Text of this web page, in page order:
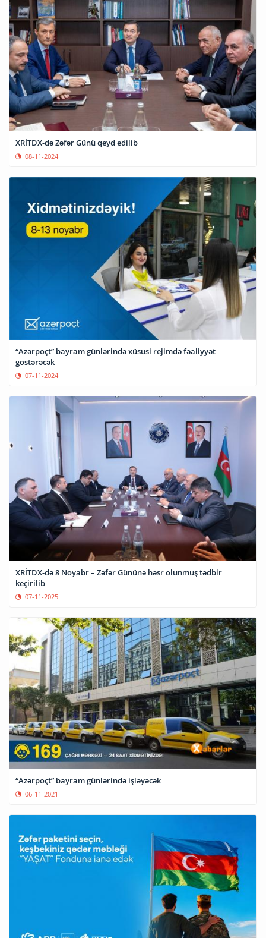
XRİTDX-də Zəfər Günü qeyd edilib
08-11-2024
“Azərpoçt” bayram günlərində xüsusi rejimdə fəaliyyət
göstərəcək
07-11-2024
XRİTDX-də 8 Noyabr – Zəfər Gününə həsr olunmuş tədbir
keçirilib
07-11-2025
“Azərpoçt” bayram günlərində işləyəcək
06-11-2021